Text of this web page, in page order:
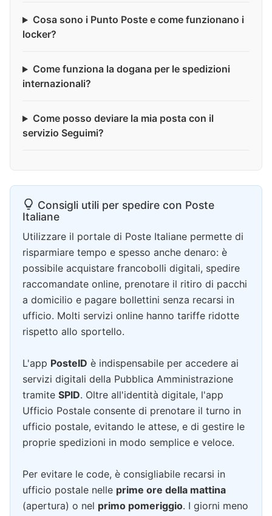
Cosa sono i Punto Poste e come funzionano i
locker?
Come funziona la dogana per le spedizioni
internazionali?
Come posso deviare la mia posta con il
servizio Seguimi?
Consigli utili per spedire con Poste
Italiane
Utilizzare il portale di Poste Italiane permette di
risparmiare tempo e spesso anche denaro: è
possibile acquistare francobolli digitali, spedire
raccomandate online, prenotare il ritiro di pacchi
a domicilio e pagare bollettini senza recarsi in
ufficio. Molti servizi online hanno tariffe ridotte
rispetto allo sportello.
L'app PosteID è indispensabile per accedere ai
servizi digitali della Pubblica Amministrazione
tramite SPID. Oltre all'identità digitale, l'app
Ufficio Postale consente di prenotare il turno in
ufficio postale, evitando le attese, e di gestire le
proprie spedizioni in modo semplice e veloce.
Per evitare le code, è consigliabile recarsi in
ufficio postale nelle prime ore della mattina
(apertura) o nel primo pomeriggio. I giorni meno